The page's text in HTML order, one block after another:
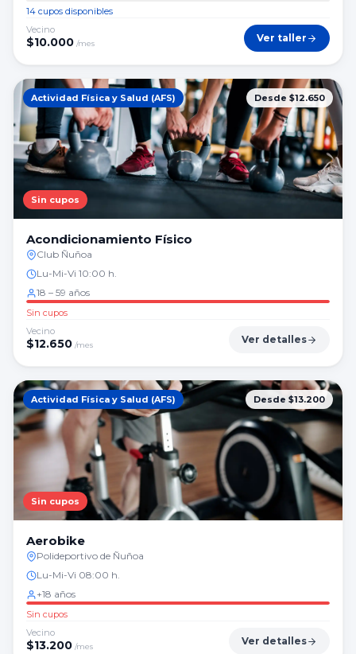
14 cupos disponibles
Vecino
$10.000 /mes Ver taller
Actividad Física y Salud (AFS) Desde $12.650
Sin cupos
Acondicionamiento Físico
Club Ñuñoa
Lu-Mi-Vi 10:00 h.
18 – 59 años
Sin cupos
Vecino
$12.650 /mes Ver detalles
Actividad Física y Salud (AFS) Desde $13.200
Sin cupos
Aerobike
Polideportivo de Ñuñoa
Lu-Mi-Vi 08:00 h.
+18 años
Sin cupos
Vecino
$13.200 /mes Ver detalles